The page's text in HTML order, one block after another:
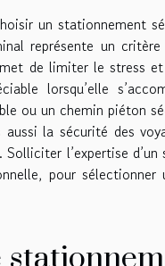
un stationnement
représente un
de limiter le stress
lorsqu’elle
ou un chemin piéton
la sécurité des
Solliciter l’expertise
pour